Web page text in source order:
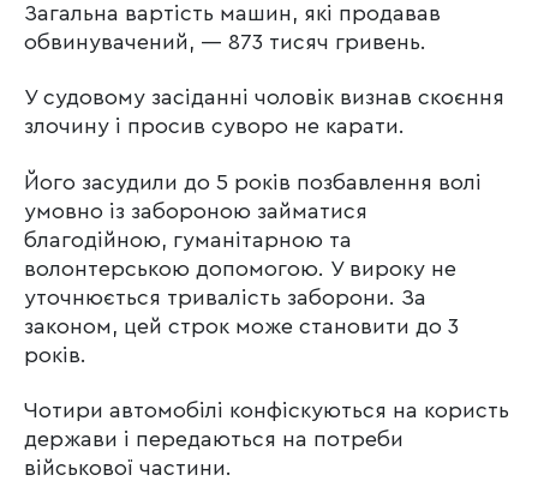
Загальна вартість машин, які продавав
обвинувачений, — 873 тисяч гривень.
У судовому засіданні чоловік визнав скоєння
злочину і просив суворо не карати.
Його засудили до 5 років позбавлення волі
умовно із забороною займатися
благодійною, гуманітарною та
волонтерською допомогою. У вироку не
уточнюється тривалість заборони. За
законом, цей строк може становити до 3
років.
Чотири автомобілі конфіскуються на користь
держави і передаються на потреби
військової частини.